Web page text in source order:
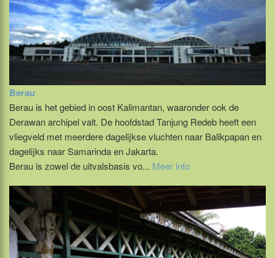
Berau
Berau is het gebied in oost Kalimantan, waaronder ook de
Derawan archipel valt. De hoofdstad Tanjung Redeb heeft een
vliegveld met meerdere dagelijkse vluchten naar Balikpapan en
dagelijks naar Samarinda en Jakarta.
Berau is zowel de uitvalsbasis vo... Meer info